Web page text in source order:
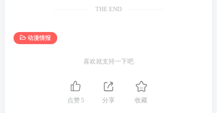
THE END
动漫情报
喜欢就支持一下吧
点赞 5 分享 收藏